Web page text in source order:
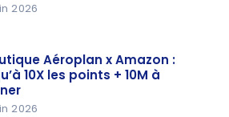
2026
Aéroplan x Amazon :
10X les points + 10M à
2026